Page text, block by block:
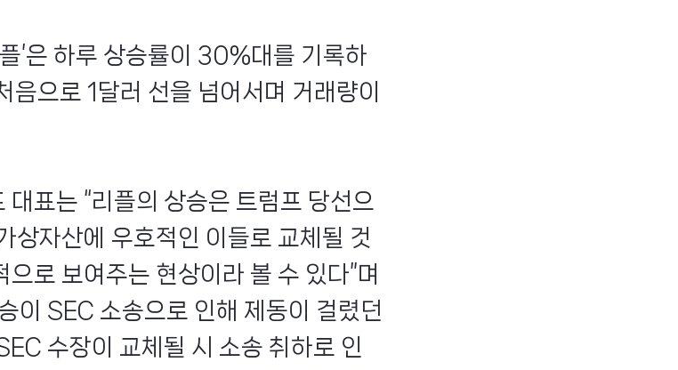
’은 하루 상승률이 30%대를 기록하
으로 1달러 선을 넘어서며 거래량이
표는 “리플의 상승은 트럼프 당선으
상자산에 우호적인 이들로 교체될 것
로 보여주는 현상이라 볼 수 있다”며
이 SEC 소송으로 인해 제동이 걸렸던
수장이 교체될 시 소송 취하로 인